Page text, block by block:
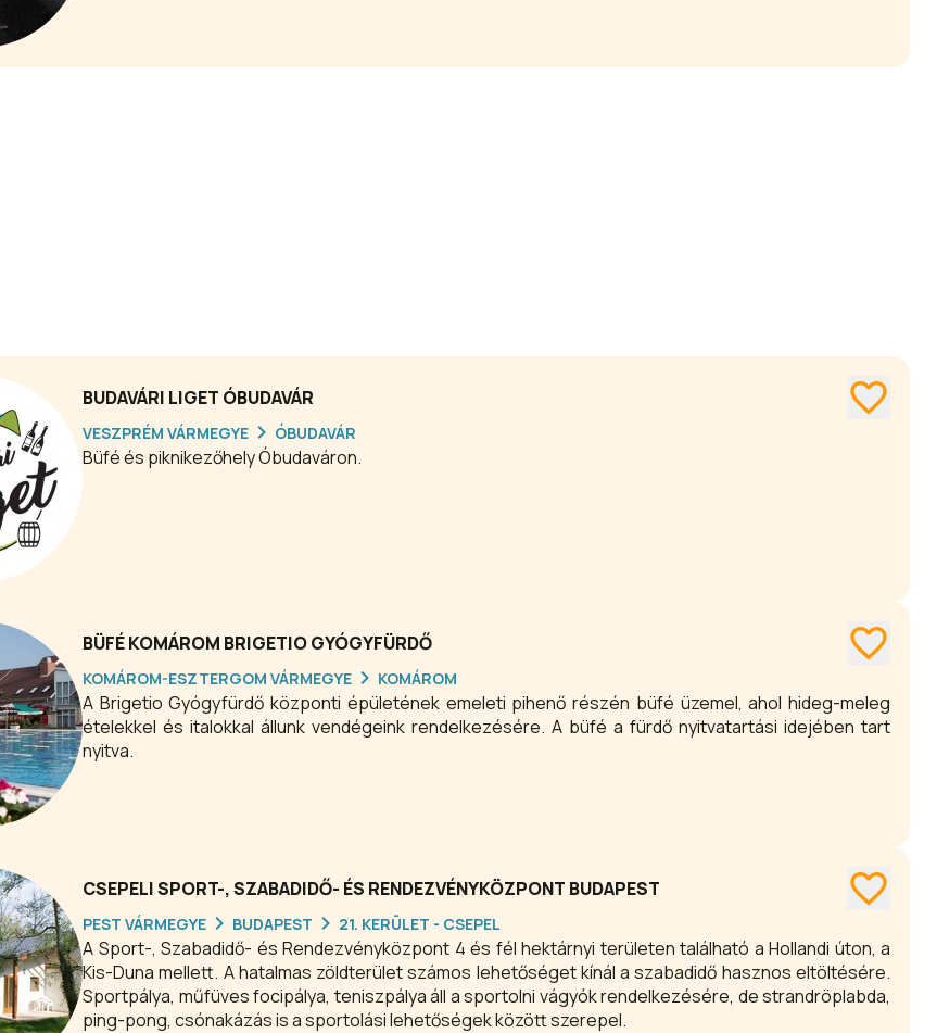
BUDAVÁRI LIGET ÓBUDAVÁR
VESZPRÉM VÁRMEGYE ÓBUDAVÁR
Büfé és piknikezőhely Óbudaváron.
BÜFÉ KOMÁROM BRIGETIO GYÓGYFÜRDŐ
KOMÁROM-ESZTERGOM VÁRMEGYE KOMÁROM
A Brigetio Gyógyfürdő központi épületének emeleti pihenő részén büfé üzemel, ahol hideg-meleg
ételekkel és italokkal állunk vendégeink rendelkezésére. A büfé a fürdő nyitvatartási idejében tart
nyitva.
CSEPELI SPORT-, SZABADIDŐ- ÉS RENDEZVÉNYKÖZPONT BUDAPEST
PEST VÁRMEGYE BUDAPEST 21. KERÜLET - CSEPEL
A Sport-, Szabadidő- és Rendezvényközpont 4 és fél hektárnyi területen található a Hollandi úton, a
Kis-Duna mellett. A hatalmas zöldterület számos lehetőséget kínál a szabadidő hasznos eltöltésére.
Sportpálya, műfüves focipálya, teniszpálya áll a sportolni vágyók rendelkezésére, de strandröplabda,
ping-pong, csónakázás is a sportolási lehetőségek között szerepel.